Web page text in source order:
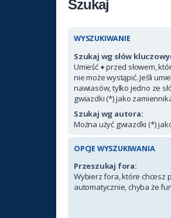
Szukaj
WYSZUKIWANIE
Szukaj wg słów
Umieść +przed słowem,
nie może wystąpić. Jeśli
nawiasów, tylko jedno ze
gwiazdki (*) jako
Szukaj wg autora:
Można użyć gwiazdki (*)
OPCJE WYSZUKIWANIA
Przeszukaj fora:
Wybierz fora, które chcesz
automatycznie, chyba że